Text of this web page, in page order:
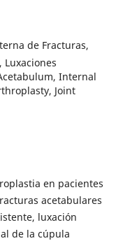
de Fracturas,
Luxaciones
Internal
Joint
en pacientes
acetabulares
luxación
de la cúpula